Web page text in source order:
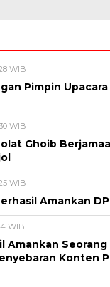
WIB
Pimpin Upacara
WIB
Ghoib
WIB
Amankan
WIB
Amankan Seorang
Konten